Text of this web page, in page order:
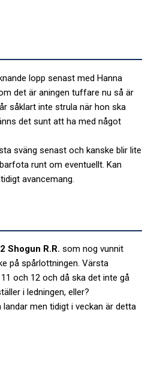
lopp senast med Hanna
det är aningen tuffare nu så är
såklart inte strula när hon ska
det sunt att ha med något
sväng senast och kanske blir lite
runt om eventuellt. Kan
avancemang.
2 Shogun R.R. som nog vunnit
på spårlottningen. Värsta
och 12 och då ska det inte gå
i ledningen, eller?
men tidigt i veckan är detta